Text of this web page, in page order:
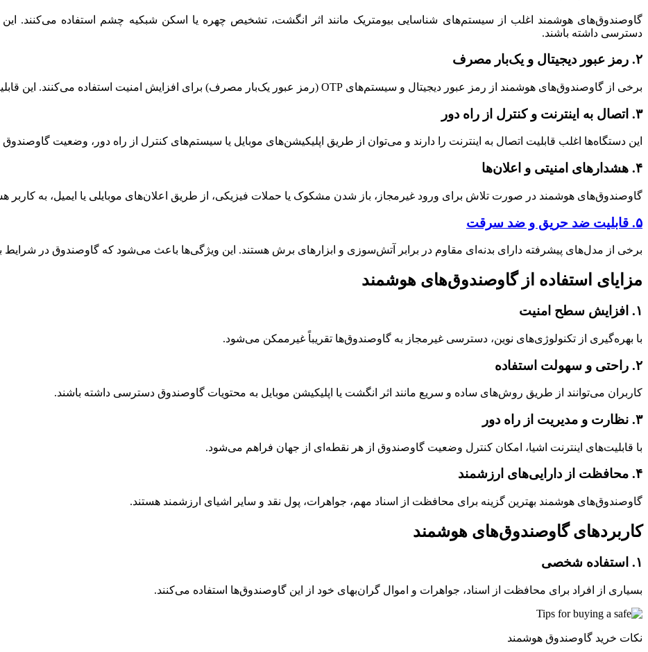
گاوصندوق‌های هوشمند اغلب از سیستم‌های شناسایی بیومتریک مانند اثر انگشت، تشخیص چهره یا اسکن شبکیه چشم استفاده می‌کنند.
دسترسی داشته باشند.
۲. رمز عبور دیجیتال و یک‌بار مصرف
برخی از گاوصندوق‌های هوشمند از رمز عبور دیجیتال و سیستم‌های OTP (رمز عبور یک‌بار مصرف) برای افزایش امنیت استفاده می‌کنند. این قابلیت امکان جلوگیری از دسترسی غیرمجاز را فراهم می‌کند.
۳. اتصال به اینترنت و کنترل از راه دور
این دستگاه‌ها اغلب قابلیت اتصال به اینترنت را دارند و می‌توان از طریق اپلیکیشن‌های موبایل یا سیستم‌های کنترل از راه دور، وضعیت گاوصندوق
۴. هشدارهای امنیتی و اعلان‌ها
گاوصندوق‌های هوشمند در صورت تلاش برای ورود غیرمجاز، باز شدن مشکوک یا حملات فیزیکی، از طریق اعلان‌های موبایلی یا ایمیل، به کاربر
۵. قابلیت ضد حریق و ضد سرقت
برخی از مدل‌های پیشرفته دارای بدنه‌ای مقاوم در برابر آتش‌سوزی و ابزارهای برش هستند. این ویژگی‌ها باعث می‌شود که گاوصندوق در شرایط
مزایای استفاده از گاوصندوق‌های هوشمند
۱. افزایش سطح امنیت
با بهره‌گیری از تکنولوژی‌های نوین، دسترسی غیرمجاز به گاوصندوق‌ها تقریباً غیرممکن می‌شود.
۲. راحتی و سهولت استفاده
کاربران می‌توانند از طریق روش‌های ساده و سریع مانند اثر انگشت یا اپلیکیشن موبایل به محتویات گاوصندوق دسترسی داشته باشند.
۳. نظارت و مدیریت از راه دور
با قابلیت‌های اینترنت اشیا، امکان کنترل وضعیت گاوصندوق از هر نقطه‌ای از جهان فراهم می‌شود.
۴. محافظت از دارایی‌های ارزشمند
گاوصندوق‌های هوشمند بهترین گزینه برای محافظت از اسناد مهم، جواهرات، پول نقد و سایر اشیای ارزشمند هستند.
کاربردهای گاوصندوق‌های هوشمند
۱. استفاده شخصی
بسیاری از افراد برای محافظت از اسناد، جواهرات و اموال گران‌بهای خود از این گاوصندوق‌ها استفاده می‌کنند.
نکات خرید گاوصندوق هوشمند